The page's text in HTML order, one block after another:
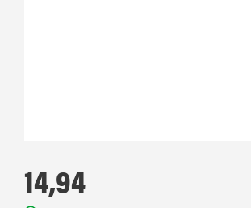
14,94